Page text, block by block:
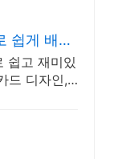
쉽게 배우
쉽고 재미있
드 디자인,